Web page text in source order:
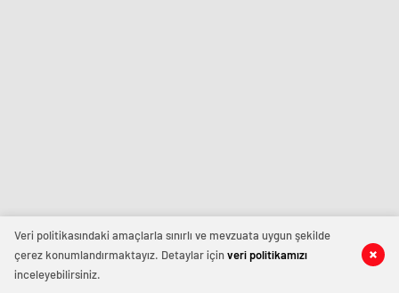
Veri politikasındaki amaçlarla sınırlı ve mevzuata uygun şekilde
çerez konumlandırmaktayız. Detaylar içinveri politikamızı
inceleyebilirsiniz.